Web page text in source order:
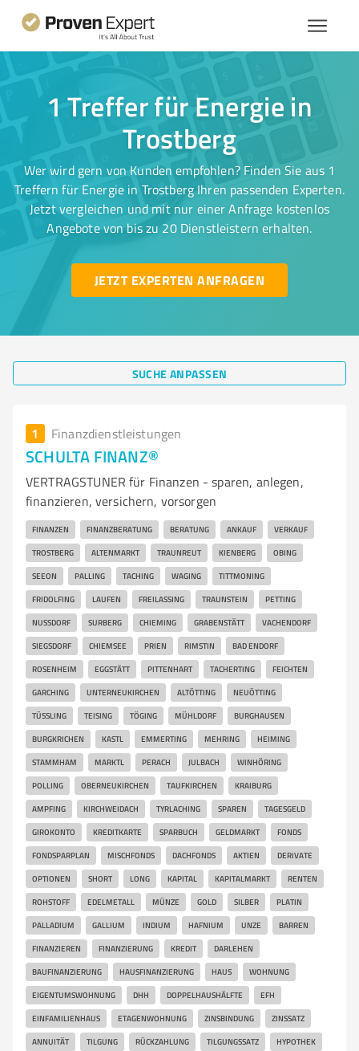
1 Treffer für Energie in
Trostberg
Wer wird gern von Kunden empfohlen? Finden Sie aus 1
Treffern für Energie in Trostberg Ihren passenden Experten.
Jetzt vergleichen und mit nur einer Anfrage kostenlos
Angebote von bis zu 20 Dienstleistern erhalten.
JETZT EXPERTEN ANFRAGEN
SUCHE ANPASSEN
1 Finanzdienstleistungen
SCHULTA FINANZ®
VERTRAGSTUNER für Finanzen - sparen, anlegen,
finanzieren, versichern, vorsorgen
FINANZEN FINANZBERATUNG BERATUNG ANKAUF VERKAUF
TROSTBERG ALTENMARKT TRAUNREUT KIENBERG OBING
SEEON PALLING TACHING WAGING TITTMONING
FRIDOLFING LAUFEN FREILASSING TRAUNSTEIN PETTING
NUSSDORF SURBERG CHIEMING GRABENSTÄTT VACHENDORF
SIEGSDORF CHIEMSEE PRIEN RIMSTIN BAD ENDORF
ROSENHEIM EGGSTÄTT PITTENHART TACHERTING FEICHTEN
GARCHING UNTERNEUKIRCHEN ALTÖTTING NEUÖTTING
TÜSSLING TEISING TÖGING MÜHLDORF BURGHAUSEN
BURGKRICHEN KASTL EMMERTING MEHRING HEIMING
STAMMHAM MARKTL PERACH JULBACH WINHÖRING
POLLING OBERNEUKIRCHEN TAUFKIRCHEN KRAIBURG
AMPFING KIRCHWEIDACH TYRLACHING SPAREN TAGESGELD
GIROKONTO KREDITKARTE SPARBUCH GELDMARKT FONDS
FONDSPARPLAN MISCHFONDS DACHFONDS AKTIEN DERIVATE
OPTIONEN SHORT LONG KAPITAL KAPITALMARKT RENTEN
ROHSTOFF EDELMETALL MÜNZE GOLD SILBER PLATIN
PALLADIUM GALLIUM INDIUM HAFNIUM UNZE BARREN
FINANZIEREN FINANZIERUNG KREDIT DARLEHEN
BAUFINANZIERUNG HAUSFINANZIERUNG HAUS WOHNUNG
EIGENTUMSWOHNUNG DHH DOPPELHAUSHÄLFTE EFH
EINFAMILIENHAUS ETAGENWOHNUNG ZINSBINDUNG ZINSSATZ
ANNUITÄT TILGUNG RÜCKZAHLUNG TILGUNGSSATZ HYPOTHEK